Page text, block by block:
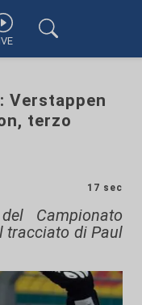
Verstappen
terzo
17 sec
Campionato
tracciato di Paul